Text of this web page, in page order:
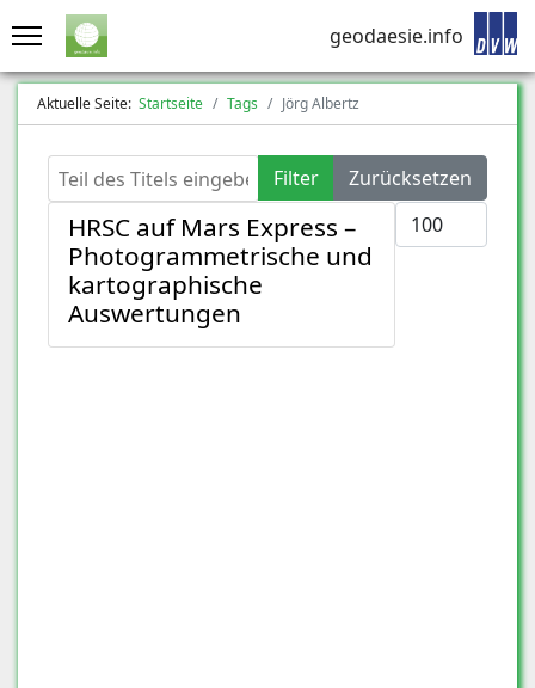
geodaesie.info
Aktuelle Seite: Startseite Tags Jörg Albertz
Teil des Titels eingeben Filter
Zurücksetzen
Anzeige #
HRSC auf Mars Express –
Photogrammetrische und
kartographische
Auswertungen